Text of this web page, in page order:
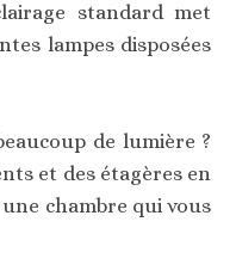
standard met
lampes disposées
de lumière ?
et des étagères en
chambre qui vous